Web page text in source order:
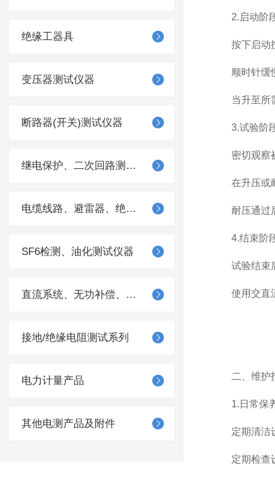
绝缘工器具
变压器测试仪器
断路器(开关)测试仪器
继电保护、二次回路测试仪器
电缆线路、避雷器、绝缘子测试仪器
SF6检测、油化测试仪器
直流系统、无功补偿、电池电机检测仪器
接地/绝缘电阻测试系列
电力计量产品
其他电测产品及附件
2.启动阶
按下启动按
顺时针缓慢
当升至所需
3.试验阶
密切观察被
在升压或耐
耐压通过后
4.结束阶
试验结束后
使用交直流
二、维护
1.日常保
定期清洁设
定期检查设